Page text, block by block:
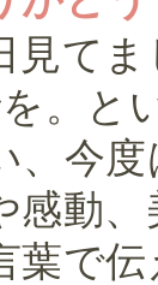
見て
。と
、今
感動
葉で